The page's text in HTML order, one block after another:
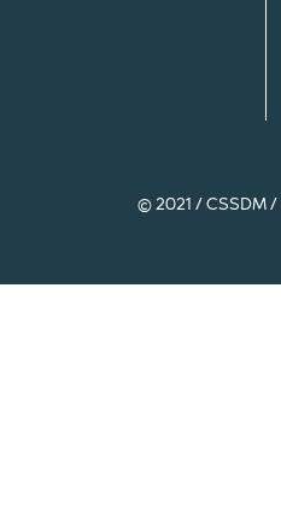
© 2021 / CSSDM /